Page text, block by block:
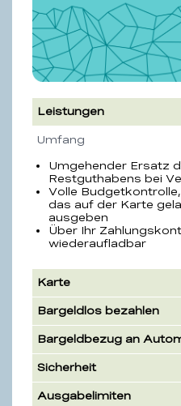
Leistungen
Umfang
Umgehender Ersatz
Restguthabens bei
Volle
das auf der Karte
ausgeben
Über Ihr
wiederaufladbar
Karte
Bargeldlos bezahlen
Bargeldbezug an
Sicherheit
Ausgabelimiten